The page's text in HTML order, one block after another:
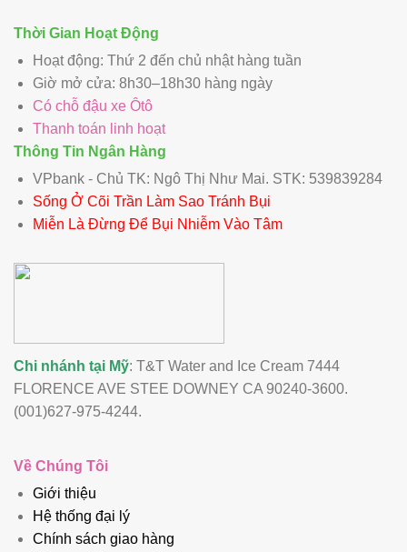
Thời Gian Hoạt Động
Hoạt động: Thứ 2 đến chủ nhật hàng tuần
Giờ mở cửa: 8h30–18h30 hàng ngày
Có chỗ đậu xe Ôtô
Thanh toán linh hoạt
Thông Tin Ngân Hàng
VPbank - Chủ TK: Ngô Thị Như Mai. STK: 539839284
Sống Ở Cõi Trần Làm Sao Tránh Bụi
Miễn Là Đừng Để Bụi Nhiễm Vào Tâm
Chi nhánh tại Mỹ: T&T Water and Ice Cream 7444
FLORENCE AVE STEE DOWNEY CA 90240-3600.
(001)627-975-4244.
Về Chúng Tôi
Giới thiệu
Hệ thống đại lý
Chính sách giao hàng